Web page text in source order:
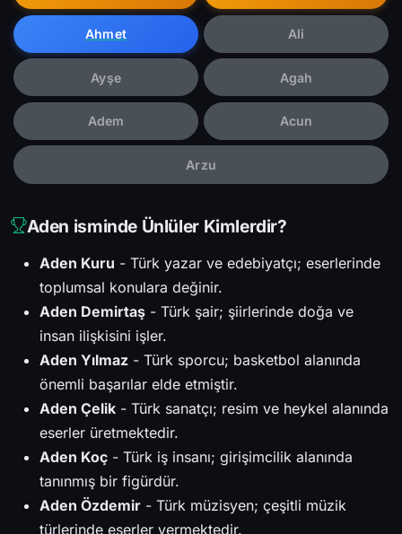
Ahmet Ali
Ayşe Agah
Adem Acun
Arzu
Aden isminde Ünlüler Kimlerdir?
Aden Kuru - Türk yazar ve edebiyatçı; eserlerinde
toplumsal konulara değinir.
Aden Demirtaş - Türk şair; şiirlerinde doğa ve
insan ilişkisini işler.
Aden Yılmaz - Türk sporcu; basketbol alanında
önemli başarılar elde etmiştir.
Aden Çelik - Türk sanatçı; resim ve heykel alanında
eserler üretmektedir.
Aden Koç - Türk iş insanı; girişimcilik alanında
tanınmış bir figürdür.
Aden Özdemir - Türk müzisyen; çeşitli müzik
türlerinde eserler vermektedir.